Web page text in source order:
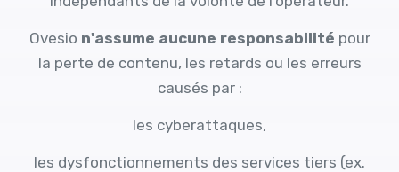
Ovesio n'assume aucune responsabilité pour
la perte de contenu, les retards ou les erreurs
causés par :
les cyberattaques,
les dysfonctionnements des services tiers (ex.